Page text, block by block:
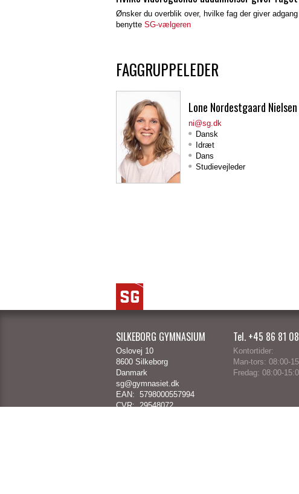
Ønsker du overblik over, hvilke fag der giver
benytte SG-vælgeren
FAGGRUPPELEDER
Lone Nordestgaard Nielsen
ni@sg.dk
Dansk
Idræt
Dans
Studievejleder
SILKEBORG GYMNASIUM
Oslovej 10
8600 Silkeborg
Danmark
sg@gymnasiet.dk
EAN: 5798000557994
CVR: 29548072
Tel. +45 86 81
Kontortider:
Man-tors: 08:00-
Fredag: 08:00-